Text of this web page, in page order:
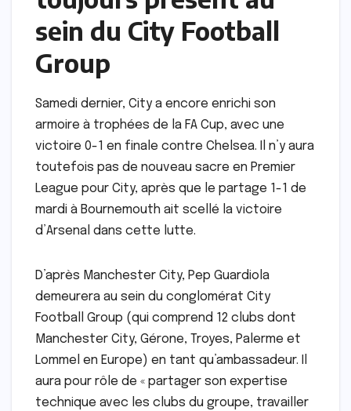
sein du City Football
Group
Samedi dernier, City a encore enrichi son
armoire à trophées de la FA Cup, avec une
victoire 0-1 en finale contre Chelsea. Il n’y aura
toutefois pas de nouveau sacre en Premier
League pour City, après que le partage 1-1 de
mardi à Bournemouth ait scellé la victoire
d’Arsenal dans cette lutte.
D’après Manchester City, Pep Guardiola
demeurera au sein du conglomérat City
Football Group (qui comprend 12 clubs dont
Manchester City, Gérone, Troyes, Palerme et
Lommel en Europe) en tant qu’ambassadeur. Il
aura pour rôle de « partager son expertise
technique avec les clubs du groupe, travailler